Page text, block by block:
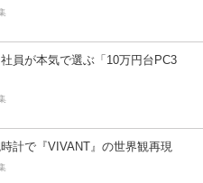
員が本気で選ぶ「10万円台PC3
時計で『VIVANT』の世界観再現